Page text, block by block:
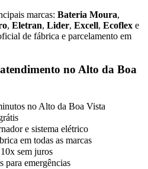
marcas: Bateria Moura,
, Eletran, Lider, Excell, Ecoflex e
de fábrica e parcelamento em
no Alto da Boa
no Alto da Boa Vista
e sistema elétrico
em todas as marcas
sem juros
para emergências